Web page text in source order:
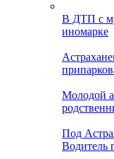
В ДТП с
иномарке
Молодой
Под
Водитель